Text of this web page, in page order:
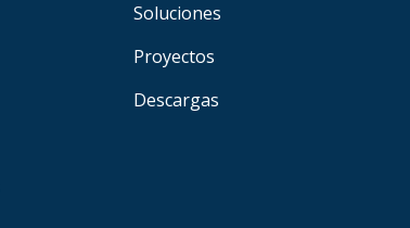
Soluciones
Proyectos
Descargas